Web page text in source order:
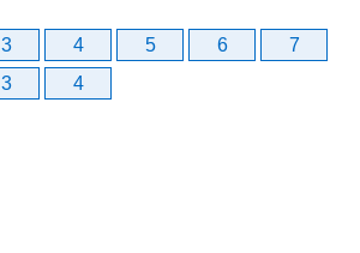
3 4 5 6
7
3 4